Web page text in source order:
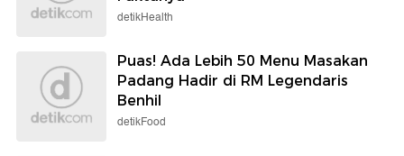
detikHealth
Puas! Ada Lebih 50 Menu Masakan
Padang Hadir di RM Legendaris
Benhil
detikFood